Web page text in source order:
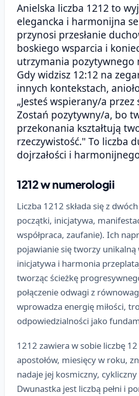
Anielska liczba 1212 to
elegancka i harmonijna
przynosi przesłanie
boskiego wsparcia i
utrzymania pozytywnego
Gdy widzisz 12:12 na
innych kontekstach,
„Jesteś wspierany/a przez
Zostań pozytywny/a, bo
przekonania kształtują
rzeczywistość." To liczba
dojrzałości i
1212 w numerologii
Liczba 1212 składa się z
początki, inicjatywa,
współpraca, zaufanie). Ich
pojawianie się tworzy
inicjatywa i harmonia
tworząc ścieżkę
połączenie odwagi z
wprowadza energię miłości,
odpowiedzialności jako
1212 zawiera w sobie liczbę 12
apostołów, miesięcy w roku,
nadaje jej kosmiczny,
Dwunastka jest liczbą pełni i